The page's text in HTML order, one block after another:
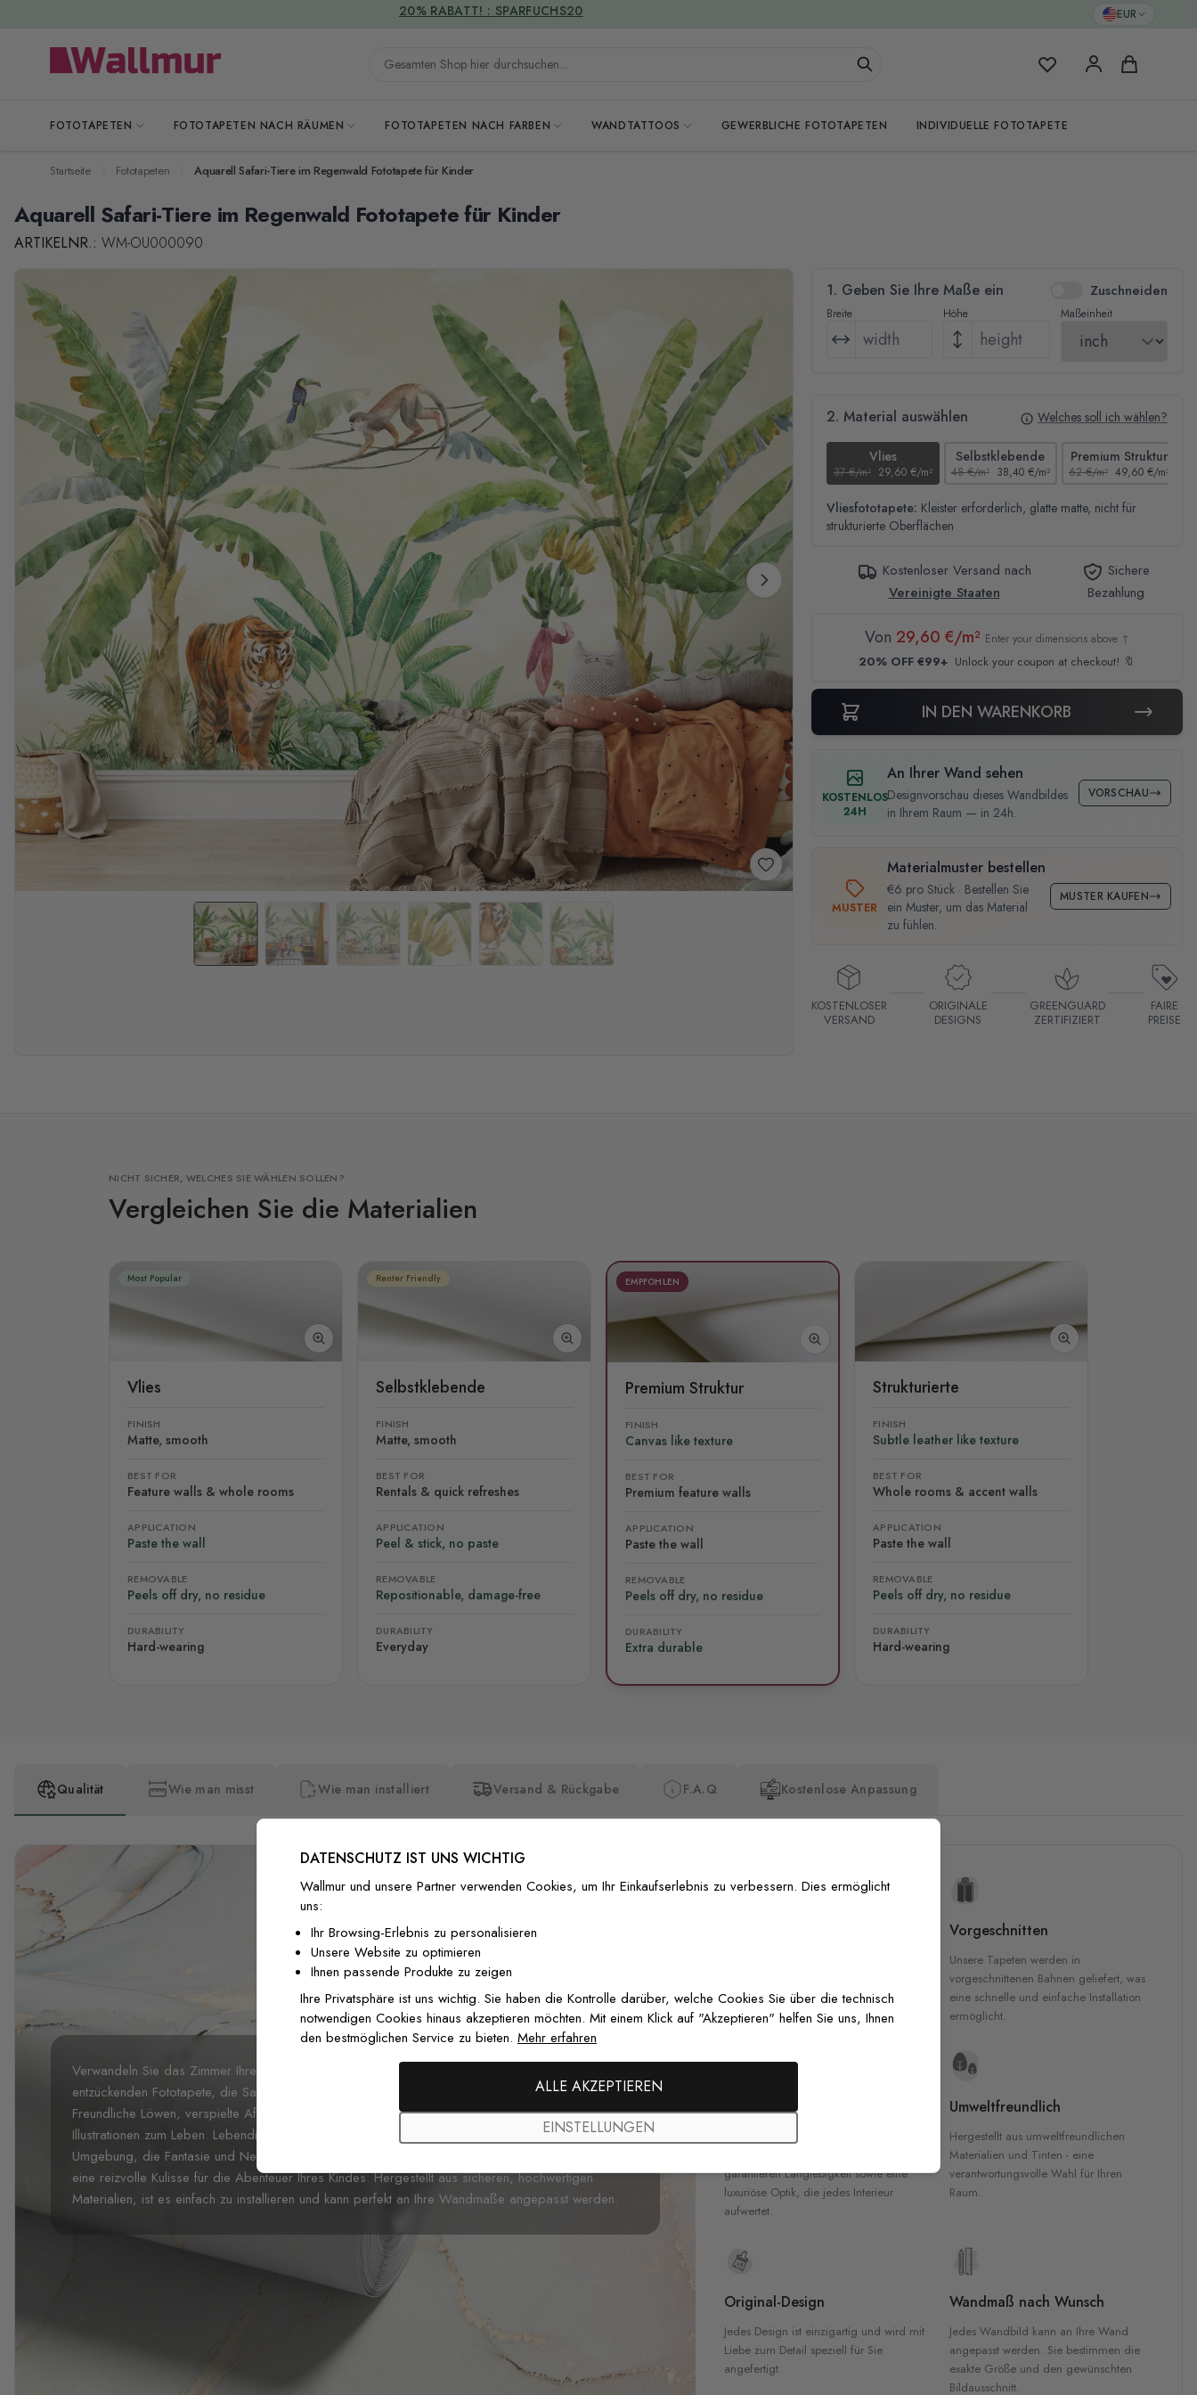
EUR
Gesamten Shop hier durchsuchen... Meine FavoritenWarenkorb
FOTOTAPETEN FOTOTAPETEN NACH RÄUMEN FOTOTAPETEN NACH FARBEN WANDTATTOOS GEWERBLICHE FOTOTAPETEN INDIVIDUELLE FOTOTAPETE
VERSANDKOSTENFREI
Startseite Fototapeten Aquarell Safari-Tiere im Regenwald Fototapete für Kinder
Aquarell Safari-Tiere im Regenwald Fototapete für Kinder
ARTIKELNR.: WM-OU000090
1. Geben Sie Ihre Maße ein Zuschneiden
Breite Höhe Maßeinheit
2. Material auswählen Welches soll ich wählen?
Vlies
37 €/m² 29,60 €/m²
Selbstklebende
48 €/m² 38,40 €/m²
Premium Struktur
62 €/m² 49,60 €/m²
Vliesfototapete: Kleister erforderlich, glatte matte, nicht für
strukturierte Oberflächen
Kostenloser Versand nach
Vereinigte Staaten
Sichere
Bezahlung
Von 29,60 €/m² Enter your dimensions above ↑
20% OFF €99+ Unlock your coupon at checkout! 🔖
IN DEN WARENKORB
KOSTENLOS
24H
An Ihrer Wand sehen
Designvorschau dieses Wandbildes
in Ihrem Raum — in 24h.
VORSCHAU
MUSTER
Materialmuster bestellen
€6 pro Stück · Bestellen Sie
ein Muster, um das Material
zu fühlen.
MUSTER KAUFEN
KOSTENLOSER
VERSAND
ORIGINALE
DESIGNS
GREENGUARD
ZERTIFIZIERT
FAIRE
PREISE
NICHT SICHER, WELCHES SIE WÄHLEN SOLLEN?
Vergleichen Sie die Materialien
Most Popular
Vlies
FINISH
Matte, smooth
BEST FOR
Feature walls & whole rooms
APPLICATION
Paste the wall
REMOVABLE
Peels off dry, no residue
DURABILITY
Hard-wearing
Renter Friendly
Selbstklebende
FINISH
Matte, smooth
BEST FOR
Rentals & quick refreshes
APPLICATION
Peel & stick, no paste
REMOVABLE
Repositionable, damage-free
DURABILITY
Everyday
EMPFOHLEN
Premium Struktur
FINISH
Canvas like texture
BEST FOR
Premium feature walls
APPLICATION
Paste the wall
REMOVABLE
Peels off dry, no residue
DURABILITY
Extra durable
Strukturierte
FINISH
Subtle leather like texture
BEST FOR
Whole rooms & accent walls
APPLICATION
Paste the wall
REMOVABLE
Peels off dry, no residue
DURABILITY
Hard-wearing
Qualität Wie man misst Wie man installiert Versand & Rückgabe F.A.Q Kostenlose Anpassung
Verwandeln Sie das Zimmer Ihres Kindes in einen abenteuerlichen Dschungel mit dieser
entzückenden Fototapete, die Safari-Tiere inmitten üppiger Regenwaldvegetation darstellt.
Freundliche Löwen, verspielte Affen und bunte Papageien erwachen durch verspielte Aquarell-
Illustrationen zum Leben. Lebendige, aber beruhigende Farben schaffen eine anregende
Umgebung, die Fantasie und Neugierde weckt. Ideal für Spielzimmer oder Schlafzimmer, bietet es
eine reizvolle Kulisse für die Abenteuer Ihres Kindes. Hergestellt aus sicheren, hochwertigen
Materialien, ist es einfach zu installieren und kann perfekt an Ihre Wandmaße angepasst werden.
zertifizierten Tinten für garantierte
Sicherheit in Innenräumen.
Vorgeschnitten
Unsere Tapeten werden in
vorgeschnittenen Bahnen geliefert, was
eine schnelle und einfache Installation
ermöglicht.
Hochwertige Materialien
garantieren Langlebigkeit sowie eine
luxuriöse Optik, die jedes Interieur
aufwertet.
Umweltfreundlich
Hergestellt aus umweltfreundlichen
Materialien und Tinten - eine
verantwortungsvolle Wahl für Ihren
Raum.
Original-Design
Jedes Design ist einzigartig und wird mit
Liebe zum Detail speziell für Sie
angefertigt.
Wandmaß nach Wunsch
Jedes Wandbild kann an Ihre Wand
angepasst werden. Sie bestimmen die
exakte Größe und den gewünschten
Bildausschnitt.
DATENSCHUTZ IST UNS WICHTIG
Wallmur und unsere Partner verwenden Cookies, um Ihr Einkaufserlebnis zu verbessern. Dies ermöglicht
uns:
Ihr Browsing-Erlebnis zu personalisieren
Unsere Website zu optimieren
Ihnen passende Produkte zu zeigen
Ihre Privatsphäre ist uns wichtig. Sie haben die Kontrolle darüber, welche Cookies Sie über die technisch
notwendigen Cookies hinaus akzeptieren möchten. Mit einem Klick auf "Akzeptieren" helfen Sie uns, Ihnen
den bestmöglichen Service zu bieten. Mehr erfahren
ALLE AKZEPTIEREN
EINSTELLUNGEN